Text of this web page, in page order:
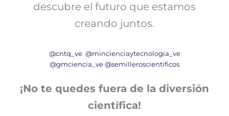
descubre el futuro que estamos
creando juntos.
@cntq_ve @mincienciaytecnologia_ve
@gmciencia_ve @semilleroscientificos
¡No te quedes fuera de la diversión
científica!